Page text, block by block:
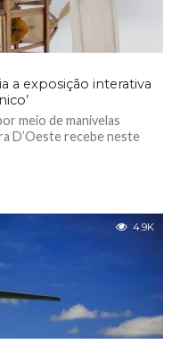
a exposição interativa
meio de manivelas
D’Oeste recebe neste
4.9K